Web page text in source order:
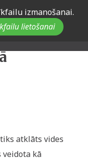
izmanošanai.
lietošanai
atklāts vides
veidota kā